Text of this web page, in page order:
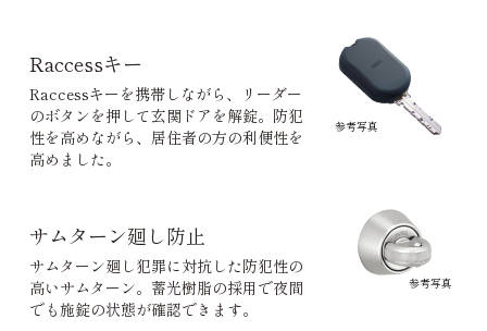
Raccessキー
Raccessキーを携帯しながら、リーダー
のボタンを押して玄関ドアを解錠。防犯
性を高めながら、居住者の方の利便性を
高めました。
参考写真
サムターン廻し防止
サムターン廻し犯罪に対抗した防犯性の
高いサムターン。蓄光樹脂の採用で夜間
でも施錠の状態が確認できます。
参考写真